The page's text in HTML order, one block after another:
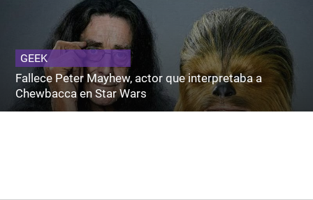
GEEK
Fallece Peter Mayhew, actor que interpretaba a
Chewbacca en Star Wars